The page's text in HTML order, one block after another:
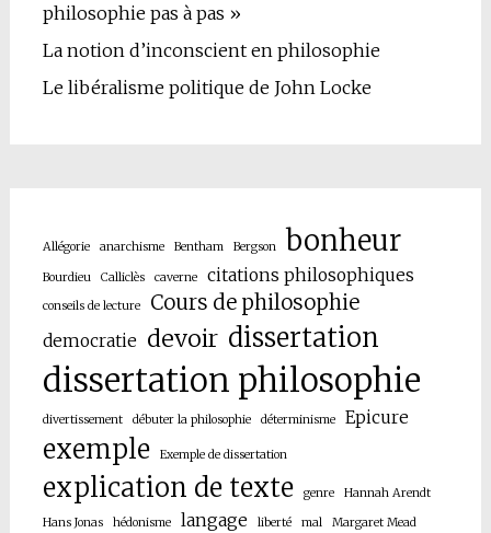
philosophie pas à pas »
La notion d’inconscient en philosophie
Le libéralisme politique de John Locke
Allégorie anarchisme Bentham Bergson bonheur
Bourdieu Calliclès caverne citations philosophiques
conseils de lecture Cours de philosophie
democratie devoir dissertation
dissertation philosophie
divertissement débuter la philosophie déterminisme Epicure
exemple Exemple de dissertation
explication de texte genre Hannah Arendt
Hans Jonas hédonisme langage liberté mal Margaret Mead